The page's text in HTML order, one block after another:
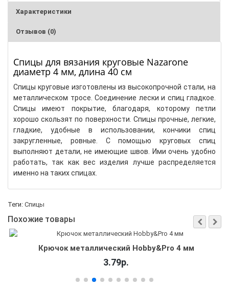
Характеристики
Отзывов (0)
Спицы для вязания круговые Nazarone
диаметр 4 мм, длина 40 см
Спицы круговые изготовлены из высокопрочной стали, на
металлическом тросе. Соединение лески и спиц гладкое.
Спицы имеют покрытие, благодаря, которому петли
хорошо скользят по поверхности. Спицы прочные, легкие,
гладкие, удобные в использовании, кончики спиц
закругленные, ровные. С помощью круговых спиц
выполняют детали, не имеющие швов. Ими очень удобно
работать, так как вес изделия лучше распределяется
именно на таких спицах.
Теги: Спицы
Похожие товары
Крючок металлический Hobby&Pro 4 мм
3.79р.